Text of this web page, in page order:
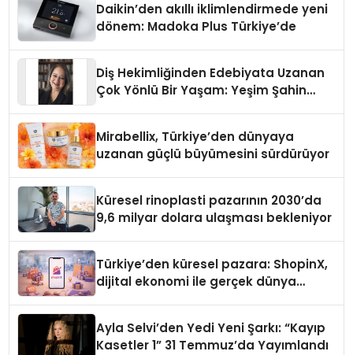
Daikin’den akıllı iklimlendirmede yeni
dönem: Madoka Plus Türkiye’de
Diş Hekimliğinden Edebiyata Uzanan
Çok Yönlü Bir Yaşam: Yeşim Şahin
Mirabellix, Türkiye’den dünyaya
uzanan güçlü büyümesini sürdürüyor
Küresel rinoplasti pazarının 2030’da
9,6 milyar dolara ulaşması bekleniyor
Türkiye’den küresel pazara: ShopinX,
dijital ekonomi ile gerçek dünya
Ayla Selvi’den Yedi Yeni Şarkı: “Kayıp
Kasetler 1” 31 Temmuz’da Yayımlandı